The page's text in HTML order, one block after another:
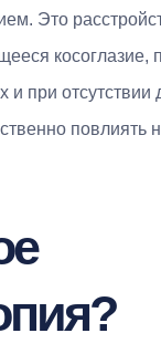
Это
косоглазие,
и при отсутствии
повлиять